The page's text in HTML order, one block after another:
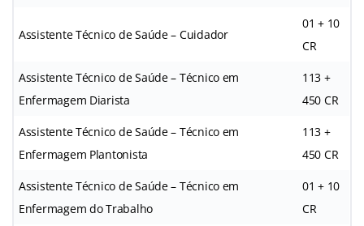
Assistente Técnico de Saúde – Cuidador
01 + 10
CR
Assistente Técnico de Saúde – Técnico em
Enfermagem Diarista
113 +
450 CR
Assistente Técnico de Saúde – Técnico em
Enfermagem Plantonista
113 +
450 CR
Assistente Técnico de Saúde – Técnico em
Enfermagem do Trabalho
01 + 10
CR